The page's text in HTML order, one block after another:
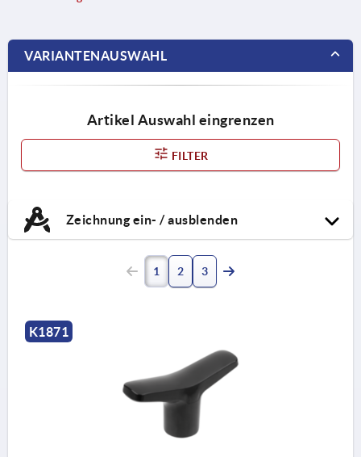
VARIANTENAUSWAHL
Artikel Auswahl eingrenzen
FILTER
Zeichnung ein- / ausblenden
1 2 3
K1871